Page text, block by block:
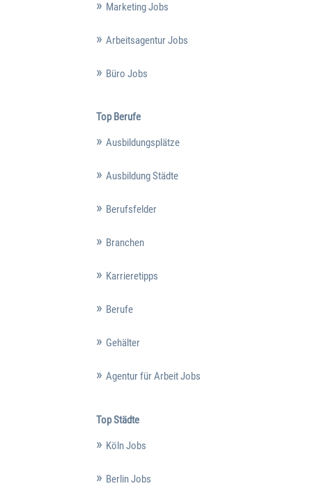
Marketing Jobs
Arbeitsagentur Jobs
Büro Jobs
Top Berufe
Ausbildungsplätze
Ausbildung Städte
Berufsfelder
Branchen
Karrieretipps
Berufe
Gehälter
Agentur für Arbeit Jobs
Top Städte
Köln Jobs
Berlin Jobs